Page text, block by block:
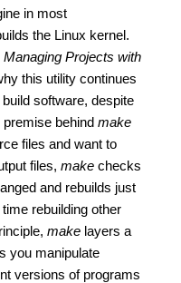
in most
the Linux kernel.
Managing Projects with
this utility continues
software, despite
behind make
files and want to
files, make checks
and rebuilds just
rebuilding other
make layers a
you manipulate
versions of programs